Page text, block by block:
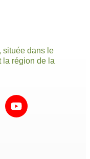
située dans le
la région de la